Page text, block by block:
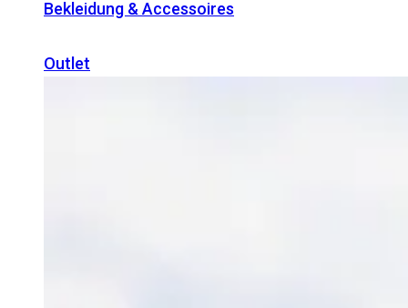
Bekleidung & Accessoires
Outlet